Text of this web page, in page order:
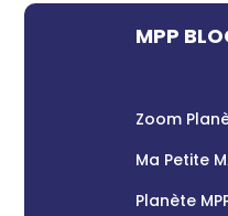
MPP
Zoom
Ma Petite
Planète